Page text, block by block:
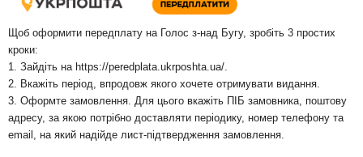
Щоб оформити передплату на Голос з-над Бугу, зробіть 3 простих
кроки:
1. Зайдіть на https://peredplata.ukrposhta.ua/.
2. Вкажіть період, впродовж якого хочете отримувати видання.
3. Оформте замовлення. Для цього вкажіть ПІБ замовника, поштову
адресу, за якою потрібно доставляти періодику, номер телефону та
email, на який надійде лист-підтвердження замовлення.